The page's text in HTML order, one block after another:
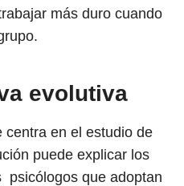
más duro cuando
evolutiva
centra en el estudio de
puede explicar los
psicólogos que adoptan